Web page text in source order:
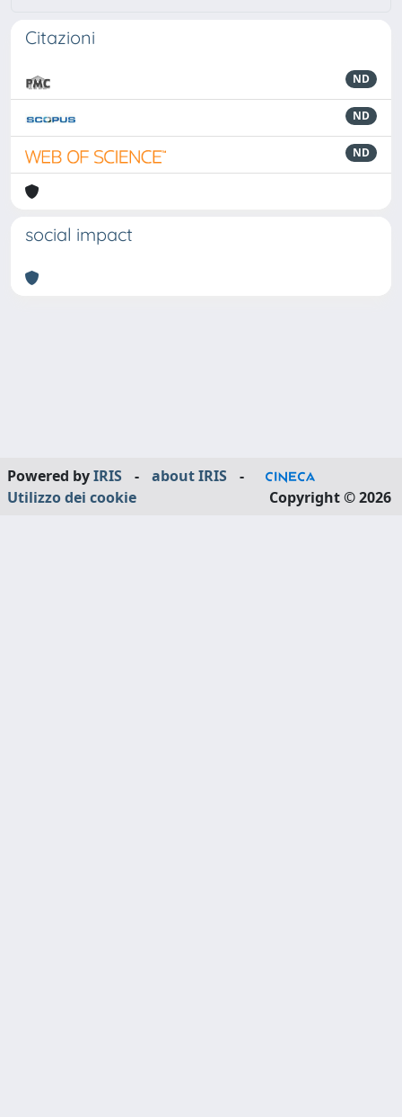
Citazioni
ND
ND
ND
social impact
Powered byIRIS - about IRIS
-
Utilizzo dei cookie
Copyright © 2026